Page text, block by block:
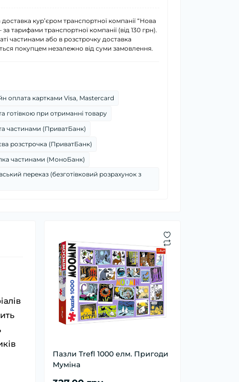
курʼєром транспортної компанії “Нова
за тарифами транспортної компанії (від 130 грн).
частинами або в розстрочку доставка
покупцем незалежно від суми замовлення.
оплата картками Visa, Mastercard
готівкою при отриманні товару
частинами (ПриватБанк)
розстрочка (ПриватБанк)
частинами (МоноБанк)
переказ (безготівковий розрахунок з
Пазли Trefl 1000 елм. Пригоди
Муміна